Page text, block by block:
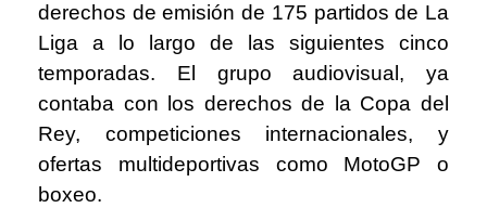
derechos de emisión de 175 partidos de La
Liga a lo largo de las siguientes cinco
temporadas. El grupo audiovisual, ya
contaba con los derechos de la Copa del
Rey, competiciones internacionales, y
ofertas multideportivas como MotoGP o
boxeo.